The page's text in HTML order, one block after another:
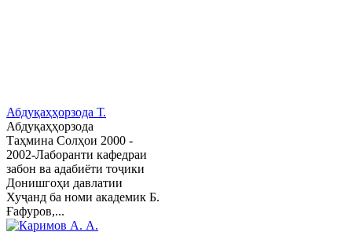
Абдуқаҳҳорзода Т.
Абдуқаҳҳорзода
Таҳмина Солҳои 2000 -
2002-Лаборанти кафедраи
забон ва адабиёти тоҷики
Донишгоҳи давлатии
Хуҷанд ба номи академик Б.
Ғафуров,...